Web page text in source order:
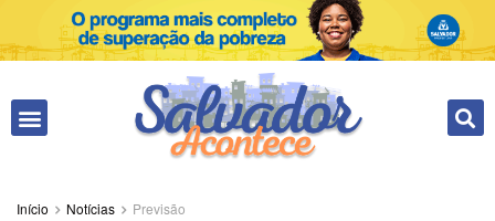
Início Notícias Previsão